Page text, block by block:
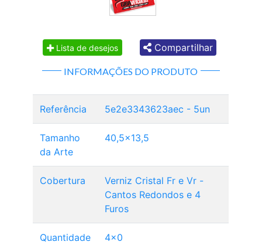
Lista de desejos Compartilhar
INFORMAÇÕES DO PRODUTO
Referência 5e2e3343623aec - 5un
Tamanho
da Arte
40,5x13,5
Cobertura
Verniz Cristal Fr e Vr -
Cantos Redondos e 4
Furos
Quantidade
4x0